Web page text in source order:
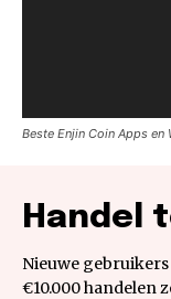
Beste Enjin Coin Apps en
Handel
Nieuwe
€10.000 handelen